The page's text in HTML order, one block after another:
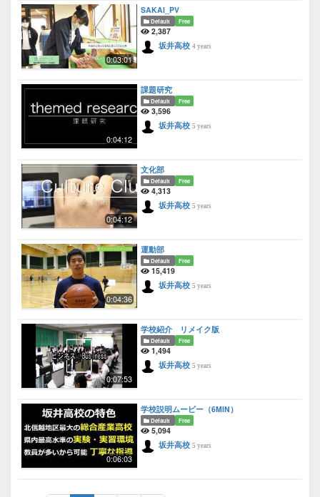
0:03:01
SAKAI_PV
Default Free
2,387
坂井高校 4 years
0:04:12
課題研究
Default Free
3,596
坂井高校 5 years
0:04:12
文化部
Default Free
4,313
坂井高校 5 years
0:04:36
運動部
Default Free
15,419
坂井高校 5 years
0:07:53
学校紹介 リメイク版
Default Free
1,494
坂井高校 5 years
0:06:03
学校説明ムービー（6MIN）
Default Free
5,094
坂井高校 5 years